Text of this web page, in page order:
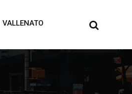
VALLENATO